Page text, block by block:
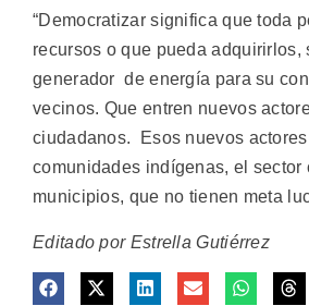
“Democratizar significa que toda
recursos o que pueda adquirirlos,
generador de energía para su
vecinos. Que entren nuevos
ciudadanos. Esos nuevos
comunidades indígenas, el sector
municipios, que no tienen meta
Editado por Estrella Gutiérrez